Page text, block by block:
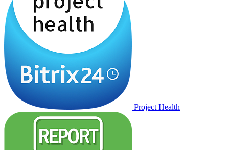
Project Health